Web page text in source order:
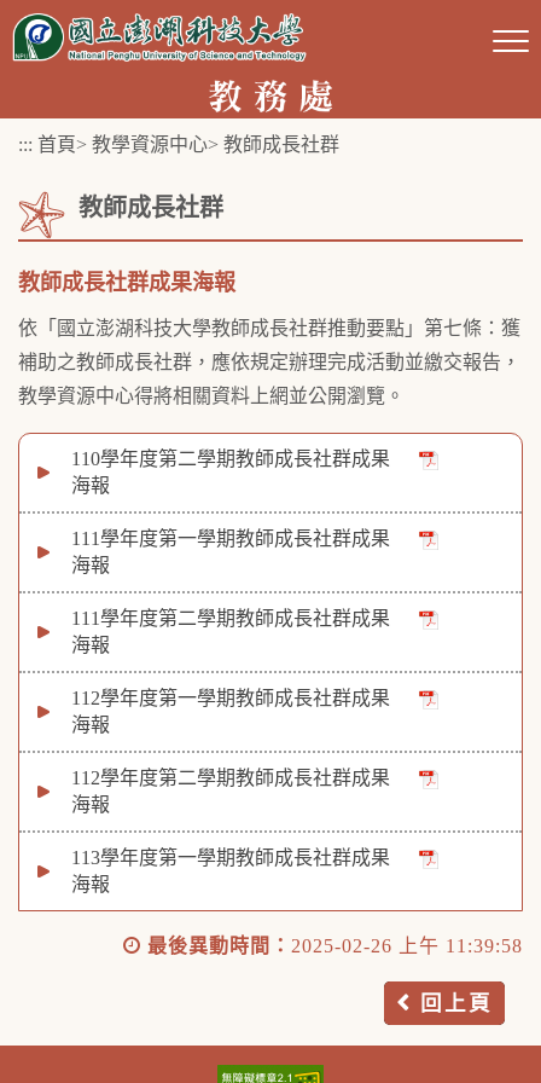
跳
::: 首頁> 教學資源中心> 教師成長社群
教師成長社群
教師成長社群成果海報
依「國立澎湖科技大學教師成長社群推動要點」第七條：獲
補助之教師成長社群，應依規定辦理完成活動並繳交報告，
教學資源中心得將相關資料上網並公開瀏覽。
110學年度第二學期教師成長社群成果
海報
111學年度第一學期教師成長社群成果
海報
111學年度第二學期教師成長社群成果
海報
112學年度第一學期教師成長社群成果
海報
112學年度第二學期教師成長社群成果
海報
113學年度第一學期教師成長社群成果
海報
最後異動時間： 2025-02-26 上午 11:39:58
回上頁